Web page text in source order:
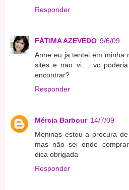
Responder
FÁTIMA AZEVEDO 9/6/09
Anne eu ja tentei em minha
sites e nao vi.... vc
encontrar?
Responder
Mércia Barbour 14/7/09
Meninas estou a procura
mas não sei onde
dica obrigada
Responder